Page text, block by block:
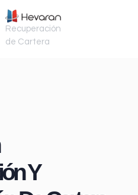
Recuperación
de Cartera
Y